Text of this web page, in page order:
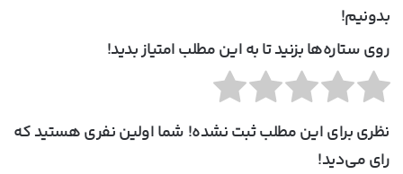
بدونیم!
روی ستاره‌ها بزنید تا به این مطلب امتیاز بدید!
نظری برای این مطلب ثبت نشده! شما اولین نفری هستید که
رای می‌دید!